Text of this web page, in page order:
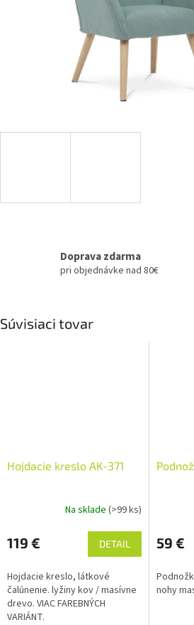
Doprava zdarma
pri objednávke nad 80€
Súvisiaci tovar
Hojdacie kreslo AK-371
Na sklade (>99 ks)
119 € DETAIL
Hojdacie kreslo, látkové
čalúnenie. lyžiny kov / masívne
drevo. VIAC FAREBNÝCH
VARIÁNT.
59 €
nohy